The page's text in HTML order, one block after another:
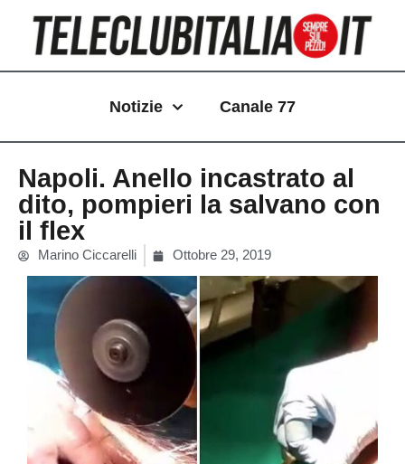
contenuto
Notizie Canale 77
Napoli. Anello incastrato al
dito, pompieri la salvano con
il flex
Marino Ciccarelli Ottobre 29, 2019